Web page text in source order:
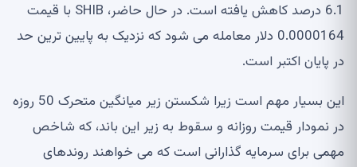
6.1 درصد کاهش یافته است. در حال حاضر، SHIB با قیمت
0.0000164 دلار معامله می شود که نزدیک به پایین ترین حد
در پایان اکتبر است.
این بسیار مهم است زیرا شکستن زیر میانگین متحرک 50 روزه
در نمودار قیمت روزانه و سقوط به زیر این باند، که شاخص
مهمی برای سرمایه گذارانی است که می خواهند روندهای